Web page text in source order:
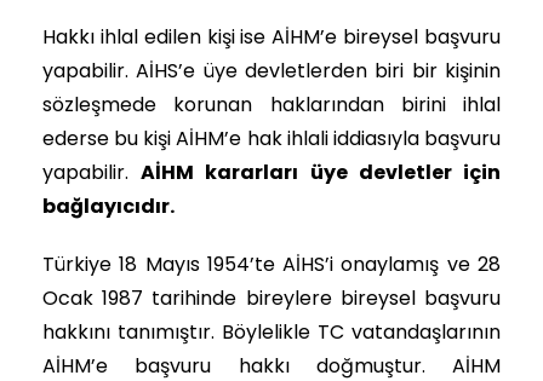
Hakkı ihlal edilen kişi ise AİHM’e bireysel başvuru
yapabilir. AİHS’e üye devletlerden biri bir kişinin
sözleşmede korunan haklarından birini ihlal
ederse bu kişi AİHM’e hak ihlali iddiasıyla başvuru
yapabilir.AİHM kararları üye devletler için
bağlayıcıdır.
Türkiye 18 Mayıs 1954’te AİHS’i onaylamış ve 28
Ocak 1987 tarihinde bireylere bireysel başvuru
hakkını tanımıştır. Böylelikle TC vatandaşlarının
AİHM’e başvuru hakkı doğmuştur. AİHM